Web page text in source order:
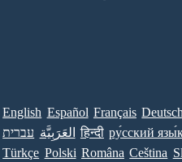
English Español Français Deutsch
עברית العَرَبِيَّة हिन्दी ру́сский
Türkçe Polski Româna Ceština